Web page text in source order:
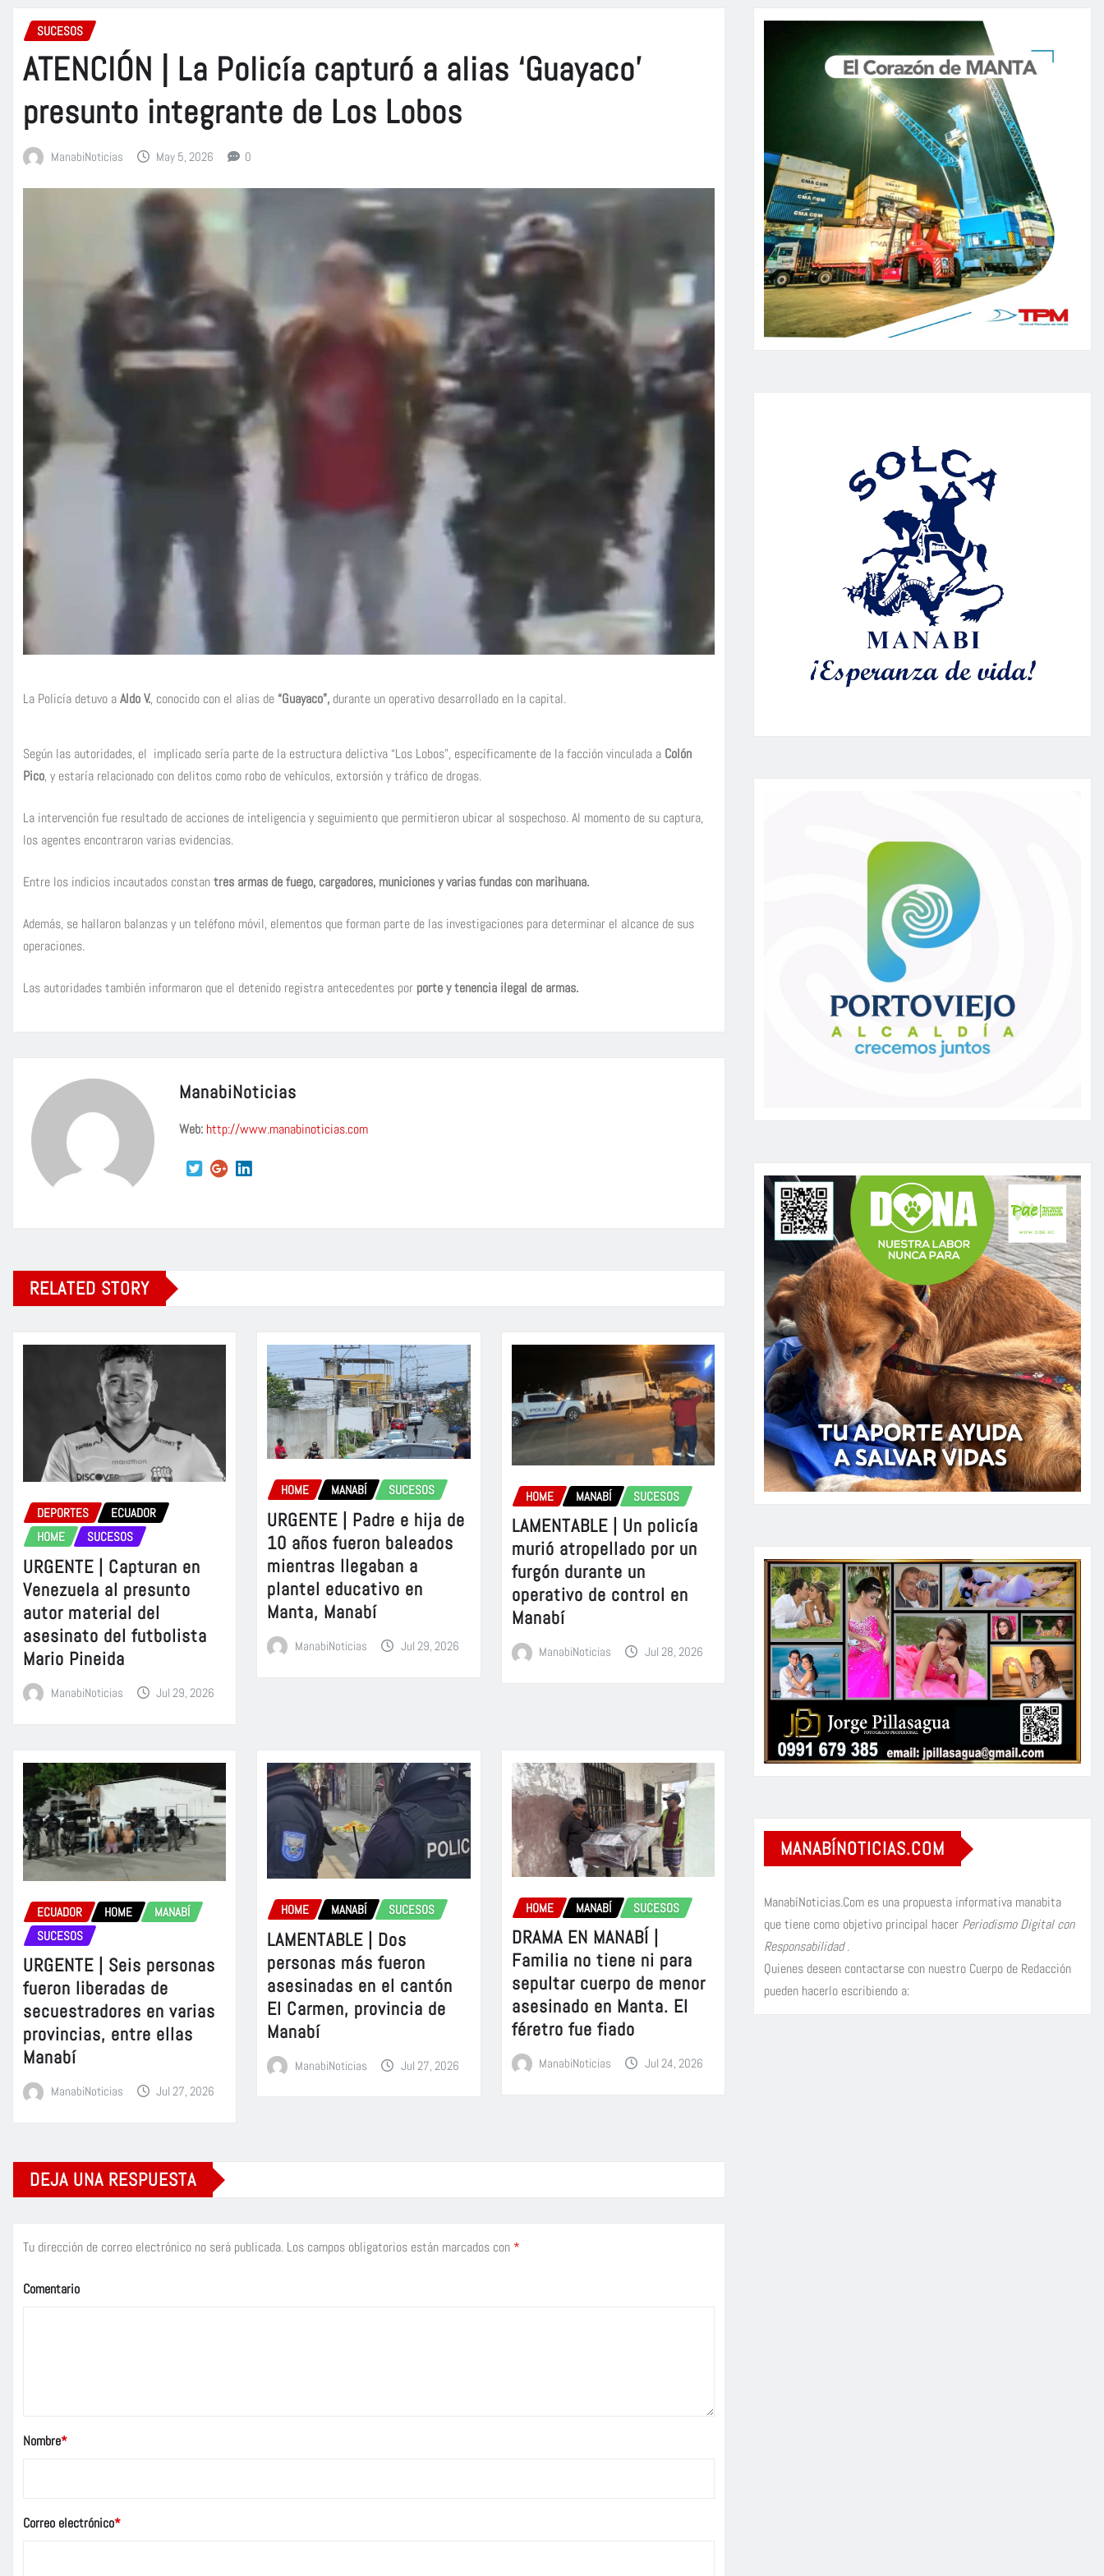
SUCESOS
ATENCIÓN | La Policía capturó a alias ‘Guayaco’
presunto integrante de Los Lobos
ManabiNoticias May 5, 2026 0
La Policía detuvo aAldo V., conocido con el alias de “Guayaco”, durante un operativo desarrollado en la capital.
Según las autoridades, el implicado sería parte de la estructura delictiva “Los Lobos”, específicamente de la facción vinculada a Colón
Pico, y estaría relacionado con delitos como robo de vehículos, extorsión y tráfico de drogas.
La intervención fue resultado de acciones de inteligencia y seguimiento que permitieron ubicar al sospechoso. Al momento de su captura,
los agentes encontraron varias evidencias.
Entre los indicios incautados constantres armas de fuego, cargadores, municiones y varias fundas con marihuana.
Además, se hallaron balanzas y un teléfono móvil, elementos que forman parte de las investigaciones para determinar el alcance de sus
operaciones.
Las autoridades también informaron que el detenido registra antecedentes por porte y tenencia ilegal de armas.
ManabiNoticias
Web: http://www.manabinoticias.com
RELATED STORY
DEPORTES
ECUADOR
HOME
SUCESOS
URGENTE | Capturan en
Venezuela al presunto
autor material del
asesinato del futbolista
Mario Pineida
ManabiNoticias Jul 29, 2026
HOME MANABÍ SUCESOS
URGENTE | Padre e hija de
10 años fueron baleados
mientras llegaban a
plantel educativo en
Manta, Manabí
ManabiNoticias Jul 29, 2026
HOME MANABÍ SUCESOS
LAMENTABLE | Un policía
murió atropellado por un
furgón durante un
operativo de control en
Manabí
ManabiNoticias Jul 28, 2026
ECUADOR HOME
MANABÍ
SUCESOS
URGENTE | Seis personas
fueron liberadas de
secuestradores en varias
provincias, entre ellas
Manabí
ManabiNoticias Jul 27, 2026
HOME MANABÍ SUCESOS
LAMENTABLE | Dos
personas más fueron
asesinadas en el cantón
El Carmen, provincia de
Manabí
ManabiNoticias Jul 27, 2026
HOME MANABÍ SUCESOS
DRAMA EN MANABÍ |
Familia no tiene ni para
sepultar cuerpo de menor
asesinado en Manta. El
féretro fue fiado
ManabiNoticias Jul 24, 2026
DEJA UNA RESPUESTA
Tu dirección de correo electrónico no será publicada. Los campos obligatorios están marcados con *
Comentario
Nombre*
Correo electrónico*
MANABÍNOTICIAS.COM
ManabíNoticias.Com es una propuesta informativa manabita
que tiene como objetivo principal hacer Periodismo Digital con
Responsabilidad.
Quienes deseen contactarse con nuestro Cuerpo de Redacción
pueden hacerlo escribiendo a: